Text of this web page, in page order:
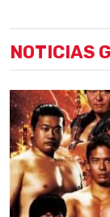
NOTICIAS